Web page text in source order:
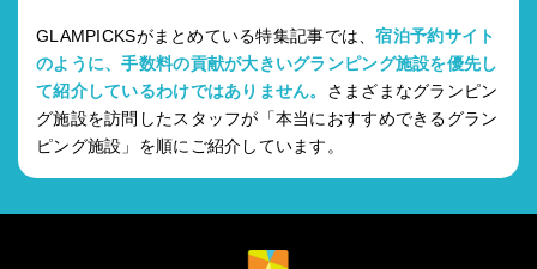
GLAMPICKSがまとめている特集記事では、宿泊予約サイト
のように、手数料の貢献が大きいグランピング施設を優先し
て紹介しているわけではありません。 さまざまなグランピン
グ施設を訪問したスタッフが「本当におすすめできるグラン
ピング施設」を順にご紹介しています。